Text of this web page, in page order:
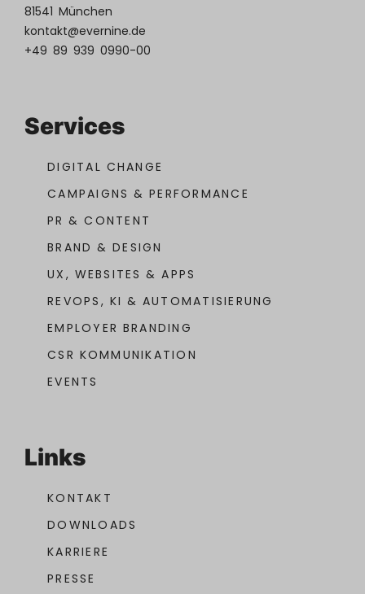
81541 München
kontakt@evernine.de
+49 89 939 0990-00
Services
DIGITAL CHANGE
CAMPAIGNS & PERFORMANCE
PR & CONTENT
BRAND & DESIGN
UX, WEBSITES & APPS
REVOPS, KI & AUTOMATISIERUNG
EMPLOYER BRANDING
CSR KOMMUNIKATION
EVENTS
Links
KONTAKT
DOWNLOADS
KARRIERE
PRESSE